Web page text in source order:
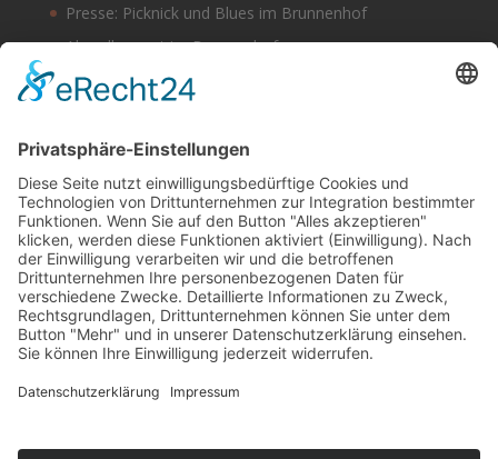
Presse: Picknick und Blues im Brunnenhof
Abendkonzert im Brunnenhof
Musik im Brunnenhof – Jetzt Samstag den 14.
September
Einladung zur Veranstaltung am Tag des offenen
Denkmals 2024
Suchen & Finden Datenschutz
Cookie-Einstellungen